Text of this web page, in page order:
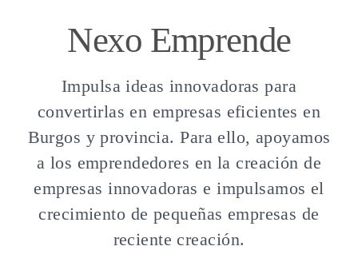
Nexo Emprende
Impulsa ideas innovadoras para
convertirlas en empresas eficientes en
Burgos y provincia. Para ello, apoyamos
a los emprendedores en la creación de
empresas innovadoras e impulsamos el
crecimiento de pequeñas empresas de
reciente creación.